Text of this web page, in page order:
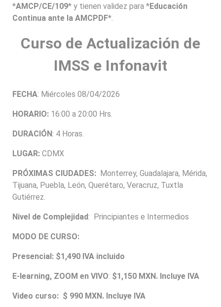
*AMCP/CE/109* y tienen validez para *Educación
Continua ante la AMCPDF*.
Curso de Actualización de
IMSS e Infonavit
FECHA: Miércoles 08/04/2026
HORARIO: 16:00 a 20:00 Hrs.
DURACIÓN : 4 Horas.
LUGAR: CDMX
PRÓXIMAS CIUDADES: Monterrey, Guadalajara, Mérida,
Tijuana, Puebla, León, Querétaro, Veracruz, Tuxtla
Gutiérrez.
Nivel de Complejidad : Principiantes e Intermedios
MODO DE CURSO:
Presencial: $1,490 IVA incluido
E-learning, ZOOM en VIVO: $1,150 MXN. Incluye IVA
Video curso: $ 990 MXN. Incluye IVA